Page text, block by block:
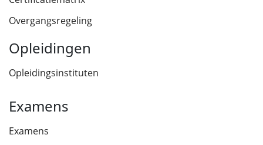
Overgangsregeling
Opleidingen
Opleidingsinstituten
Examens
Examens